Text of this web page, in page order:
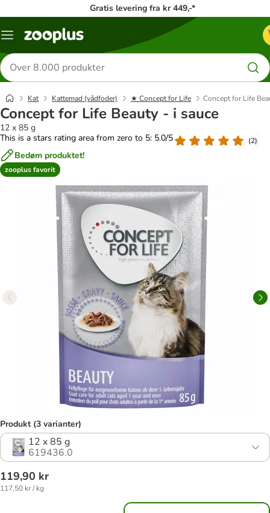
Gratis levering fra kr 449,-*
Menu
Søg
efter
produkter
Kat Kattemad (vådfoder) ★ Concept for Life Concept for Life
Concept for Life Beauty - i sauce
12 x 85 g
This is a stars rating area from zero to 5: 5.0/5
(2)
Bedøm produktet!
zooplus favorit
Produkt (3 varianter)
12 x 85 g
619436.0
119,90 kr
117,50 kr / kg